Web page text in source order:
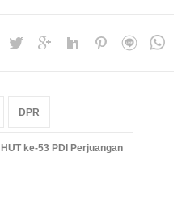
DPR
HUT ke-53 PDI Perjuangan